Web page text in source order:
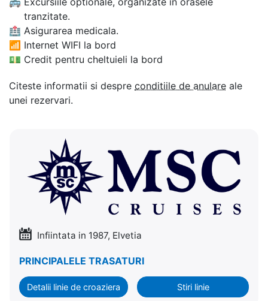
tranzitate.
🏥 Asigurarea medicala.
📶 Internet WIFI la bord
💵 Credit pentru cheltuieli la bord
Citeste informatii si despre conditiile de anulare ale
unei rezervari.
Infiintata in 1987, Elvetia
PRINCIPALELE TRASATURI
Detalii linie de croaziera Stiri linie